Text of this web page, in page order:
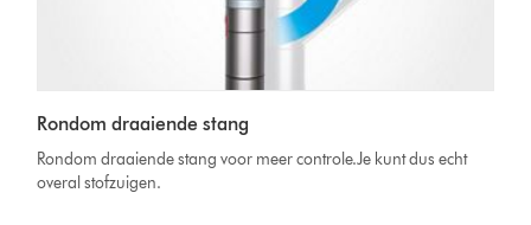
Rondom draaiende stang
Rondom draaiende stang voor meer controle.Je kunt dus echt
overal stofzuigen.